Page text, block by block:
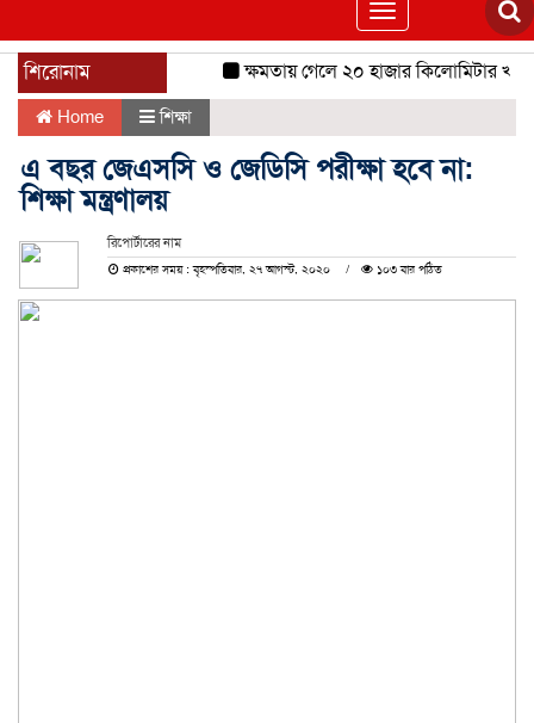
Toggle
navigation
শিরোনাম ক্ষমতায় গেলে ২০ হাজার কিলোমিটার খাল
Home শিক্ষা
এ বছর জেএসসি ও জেডিসি পরীক্ষা হবে না:
‍শিক্ষা মন্ত্রণালয়
রিপোর্টারের নাম
প্রকাশের সময় : বৃহস্পতিবার, ২৭ আগস্ট, ২০২০
১০৩ বার পঠিত